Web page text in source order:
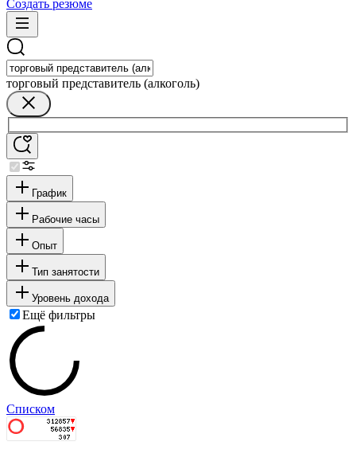
Создать резюме
торговый представитель (алкоголь)
График
Рабочие часы
Опыт
Тип занятости
Уровень дохода
Ещё фильтры
Списком